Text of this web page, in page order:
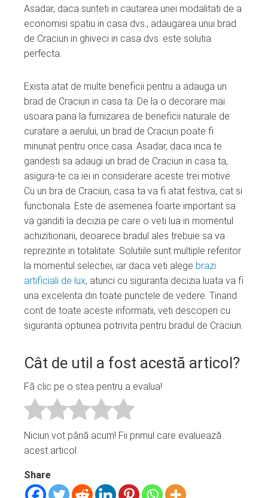
Asadar, daca sunteti in cautarea unei modalitati de a
economisi spatiu in casa dvs., adaugarea unui brad
de Craciun in ghiveci in casa dvs. este solutia
perfecta.
Exista atat de multe beneficii pentru a adauga un
brad de Craciun in casa ta. De la o decorare mai
usoara pana la furnizarea de beneficii naturale de
curatare a aerului, un brad de Craciun poate fi
minunat pentru orice casa. Asadar, daca inca te
gandesti sa adaugi un brad de Craciun in casa ta,
asigura-te ca iei in considerare aceste trei motive.
Cu un bra de Craciun, casa ta va fi atat festiva, cat si
functionala. Este de asemenea foarte important sa
va ganditi la decizia pe care o veti lua in momentul
achizitionarii, deoarece bradul ales trebuie sa va
reprezinte in totalitate. Solutiile sunt multiple referitor
la momentul selectiei, iar daca veti alege brazi
artificiali de lux, atunci cu siguranta decizia luata va fi
una excelenta din toate punctele de vedere. Tinand
cont de toate aceste informatii, veti descoperi cu
siguranta optiunea potrivita pentru bradul de Craciun.
Cât de util a fost acestă articol?
Fă clic pe o stea pentru a evalua!
Niciun vot până acum! Fii primul care evaluează
acest articol.
Share